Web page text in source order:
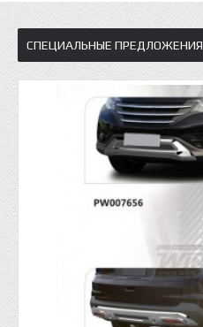
СПЕЦИАЛЬНЫЕ ПРЕДЛОЖЕНИЯ